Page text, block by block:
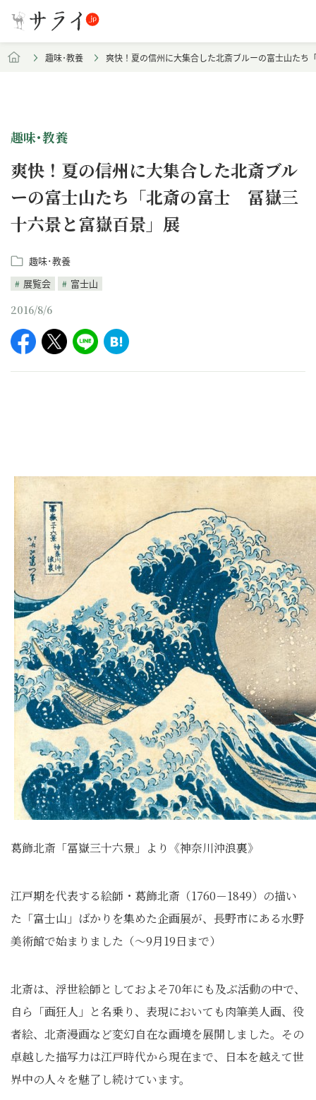
趣味･教養 爽快！夏の信州に大集合した北斎ブルーの富士山た
趣味･教養
爽快！夏の信州に大集合した北斎ブル
ーの富士山たち「北斎の富士 冨嶽三
十六景と富嶽百景」展
趣味･教養
展覧会
富士山
2016/8/6
葛飾北斎「冨嶽三十六景」より《神奈川沖浪裏》
江戸期を代表する絵師・葛飾北斎（1760－1849）の描い
た「富士山」ばかりを集めた企画展が、長野市にある水野
美術館で始まりました（〜9月19日まで）
北斎は、浮世絵師としておよそ70年にも及ぶ活動の中で、
自ら「画狂人」と名乗り、表現においても肉筆美人画、役
者絵、北斎漫画など変幻自在な画境を展開しました。その
卓越した描写力は江戸時代から現在まで、日本を越えて世
界中の人々を魅了し続けています。